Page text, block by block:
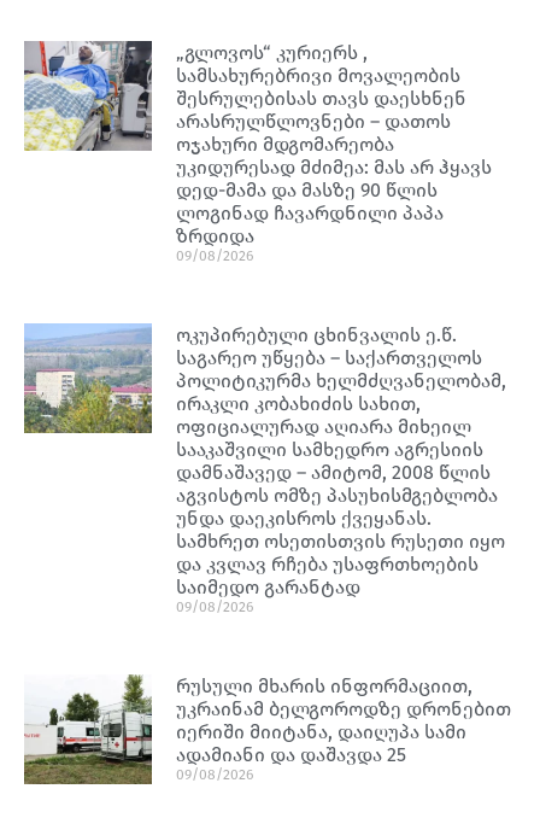
„გლოვოს“ კურიერს ,
სამსახურებრივი მოვალეობის
შესრულებისას თავს დაესხნენ
არასრულწლოვნები – დათოს
ოჯახური მდგომარეობა
უკიდურესად მძიმეა: მას არ ჰყავს
დედ-მამა და მასზე 90 წლის
ლოგინად ჩავარდნილი პაპა
ზრდიდა
09/08/2026
ოკუპირებული ცხინვალის ე.წ.
საგარეო უწყება – საქართველოს
პოლიტიკურმა ხელმძღვანელობამ,
ირაკლი კობახიძის სახით,
ოფიციალურად აღიარა მიხეილ
სააკაშვილი სამხედრო აგრესიის
დამნაშავედ – ამიტომ, 2008 წლის
აგვისტოს ომზე პასუხისმგებლობა
უნდა დაეკისროს ქვეყანას.
სამხრეთ ოსეთისთვის რუსეთი იყო
და კვლავ რჩება უსაფრთხოების
საიმედო გარანტად
09/08/2026
რუსული მხარის ინფორმაციით,
უკრაინამ ბელგოროდზე დრონებით
იერიში მიიტანა, დაიღუპა სამი
ადამიანი და დაშავდა 25
09/08/2026